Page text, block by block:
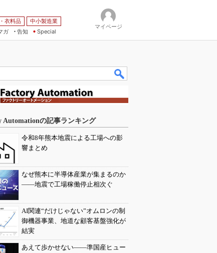
衣料品
中小製造業
ガ
告知 Special
マイページ
Automationの記事ランキング
令和8年熊本地震による工場への影
響まとめ
なぜ熊本に半導体産業が集まるのか
――地震で工場稼働停止相次ぐ
AI関連“だけじゃない”オムロンの制
御機器事業、地道な顧客基盤強化が
結実
あえて歩かせない――準国産ヒュー